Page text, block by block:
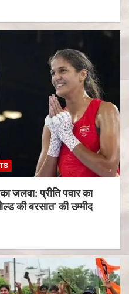
जलवा: प्रीति पवार का
की बरसात’ की उम्मीद